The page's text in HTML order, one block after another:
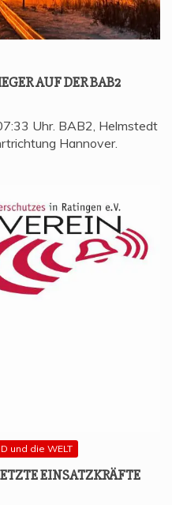
AUF DER BAB2
Uhr. BAB2, Helmstedt
Hannover.
und die WELT
EIN­SATZ­KRÄF­TE